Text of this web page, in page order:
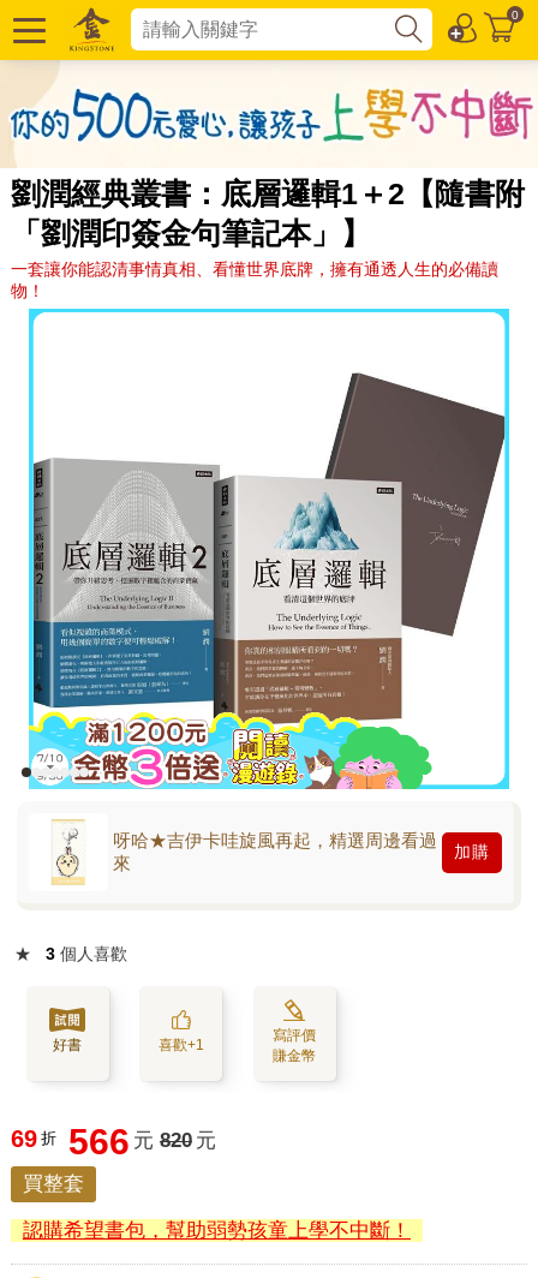
0
劉潤經典叢書：底層邏輯1＋2【隨書附
「劉潤印簽金句筆記本」】
一套讓你能認清事情真相、看懂世界底牌，擁有通透人生的必備讀
物！
呀哈★吉伊卡哇旋風再起，精選周邊看過
來
加購
★ 3 個人喜歡
好書 喜歡+1
寫評價
賺金幣
69 折 566 元 820 元
買整套
認購希望書包，幫助弱勢孩童上學不中斷！